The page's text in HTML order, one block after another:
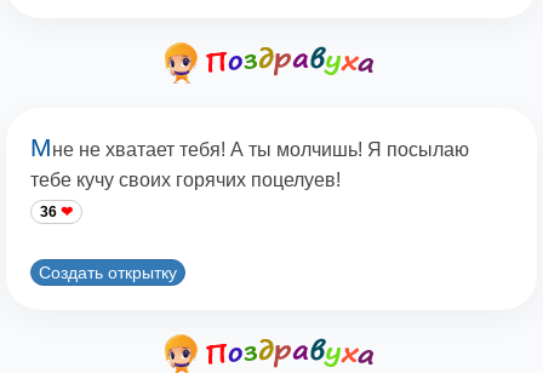
Мне не хватает тебя! А ты молчишь! Я посылаю
тебе кучу своих горячих поцелуев!
36
Создать открытку